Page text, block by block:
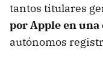
tantos titulares
por Apple en una
autónomos